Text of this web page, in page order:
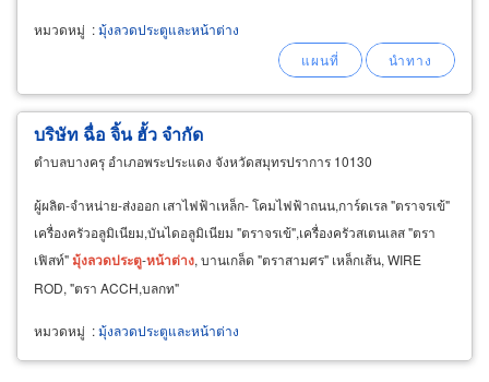
หมวดหมู่ :มุ้งลวดประตูและหน้าต่าง
บริษัท ฉื่อ จิ้น ฮั้ว จำกัด
ตำบลบางครุ อำเภอพระประแดง จังหวัดสมุทรปราการ 10130
ผู้ผลิต-จำหน่าย-ส่งออก เสาไฟฟ้าเหล็ก- โคมไฟฟ้าถนน,การ์ดเรล "ตราจรเข้"
เครื่องครัวอลูมิเนียม,บันไดอลูมิเนียม "ตราจรเข้",เครื่องครัวสเตนเลส "ตรา
เฟิสท์"มุ้งลวดประตู-หน้าต่าง, บานเกล็ด "ตราสามศร" เหล็กเส้น, WIRE
ROD, "ตรา ACCH,บลกท"
หมวดหมู่ :มุ้งลวดประตูและหน้าต่าง